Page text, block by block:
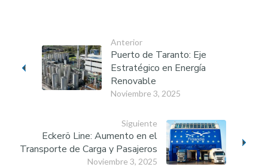
Anterior
Noviembre 3, 2025
Puerto de Taranto: Eje
Estratégico en Energía
Renovable
Siguiente
Noviembre 3, 2025
Eckerö Line: Aumento en el
Transporte de Carga y Pasajeros